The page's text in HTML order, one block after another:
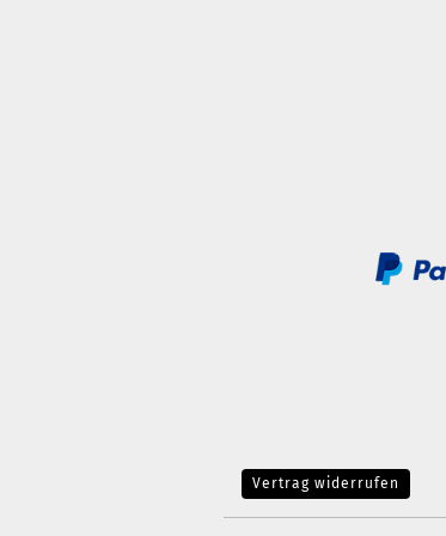
Vertrag widerrufen